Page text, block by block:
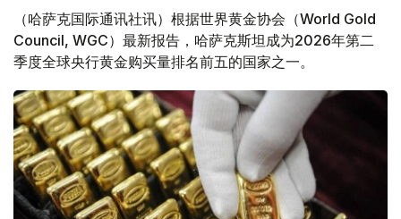
（哈萨克国际通讯社讯）根据世界黄金协会（World Gold
Council, WGC）最新报告，哈萨克斯坦成为2026年第二
季度全球央行黄金购买量排名前五的国家之一。